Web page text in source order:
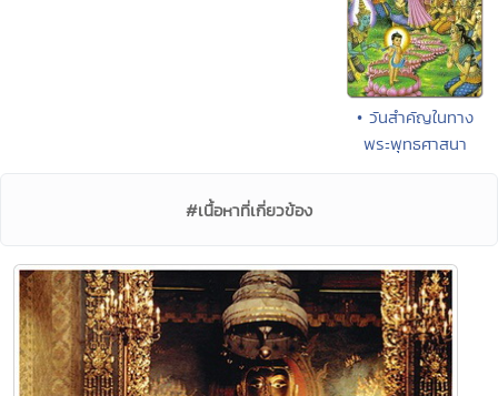
• วันสำคัญในทาง
พระพุทธศาสนา
#เนื้อหาที่เกี่ยวข้อง